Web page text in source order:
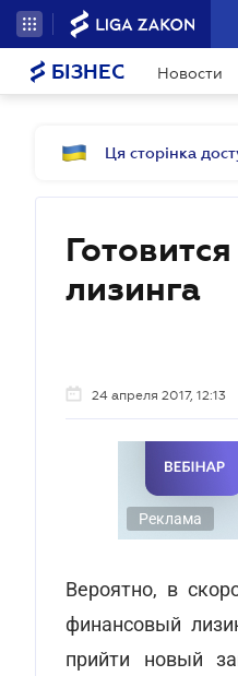
БІЗНЕС Новости
Ця сторінка
лизинга
24 апреля 2017, 12:13
Реклама
Вероятно, в
финансовый
прийти новый